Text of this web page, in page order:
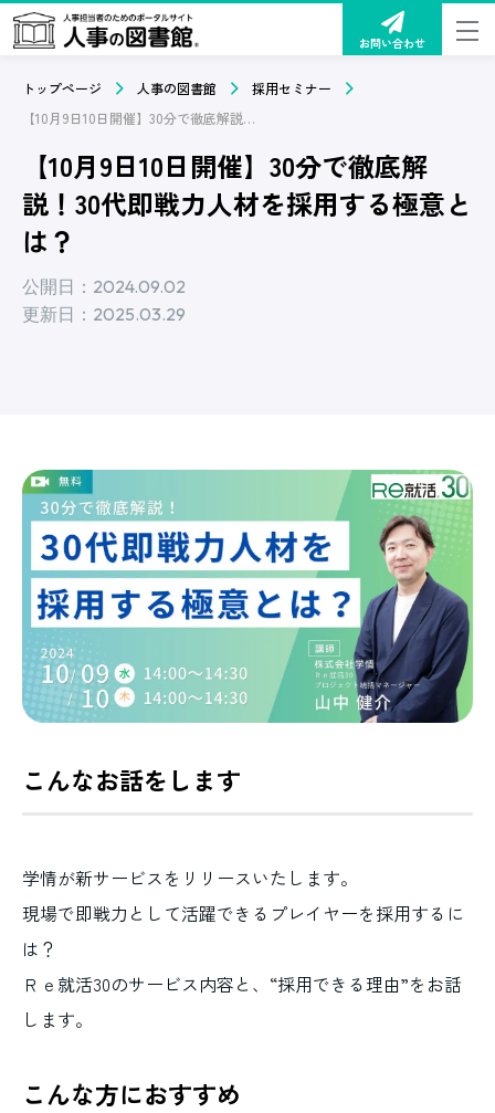
お問い合わせ
トップページ 人事の図書館
採用セミナー
【10月9日10日開催】30分で徹底解説！30代即戦力人材を採用する極意とは？
【10月9日10日開催】30分で徹底解
説！30代即戦力人材を採用する極意と
は？
公開日：2024.09.02
更新日：2025.03.29
こんなお話をします
学情が新サービスをリリースいたします。
現場で即戦力として活躍できるプレイヤーを採用するに
は？
Ｒｅ就活30のサービス内容と、“採用できる理由”をお話
します。
こんな方におすすめ